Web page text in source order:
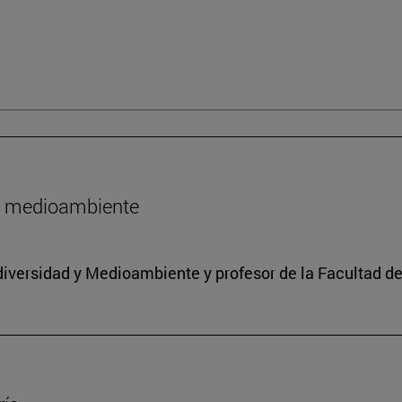
medioambiente
y Medioambiente y profesor de la Facultad